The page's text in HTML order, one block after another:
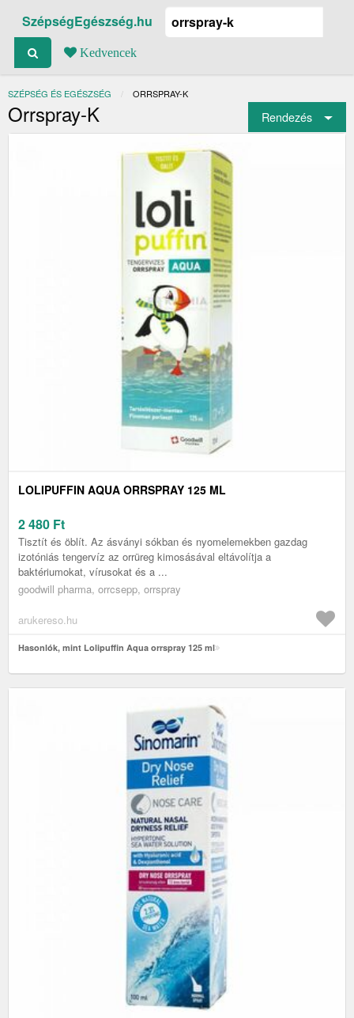
SzépségEgészség.hu
Kedvencek
SZÉPSÉG ÉS EGÉSZSÉG JELENLEGI:
ORRSPRAY-K
Orrspray-K Rendezés
LOLIPUFFIN AQUA ORRSPRAY 125 ML
2 480 Ft
Tisztít és öblít. Az ásványi sókban és nyomelemekben gazdag
izotóniás tengervíz az orrüreg kimosásával eltávolítja a
baktériumokat, vírusokat és a ...
goodwill pharma, orrcsepp, orrspray
arukereso.hu
Hasonlók, mint Lolipuffin Aqua orrspray 125 ml